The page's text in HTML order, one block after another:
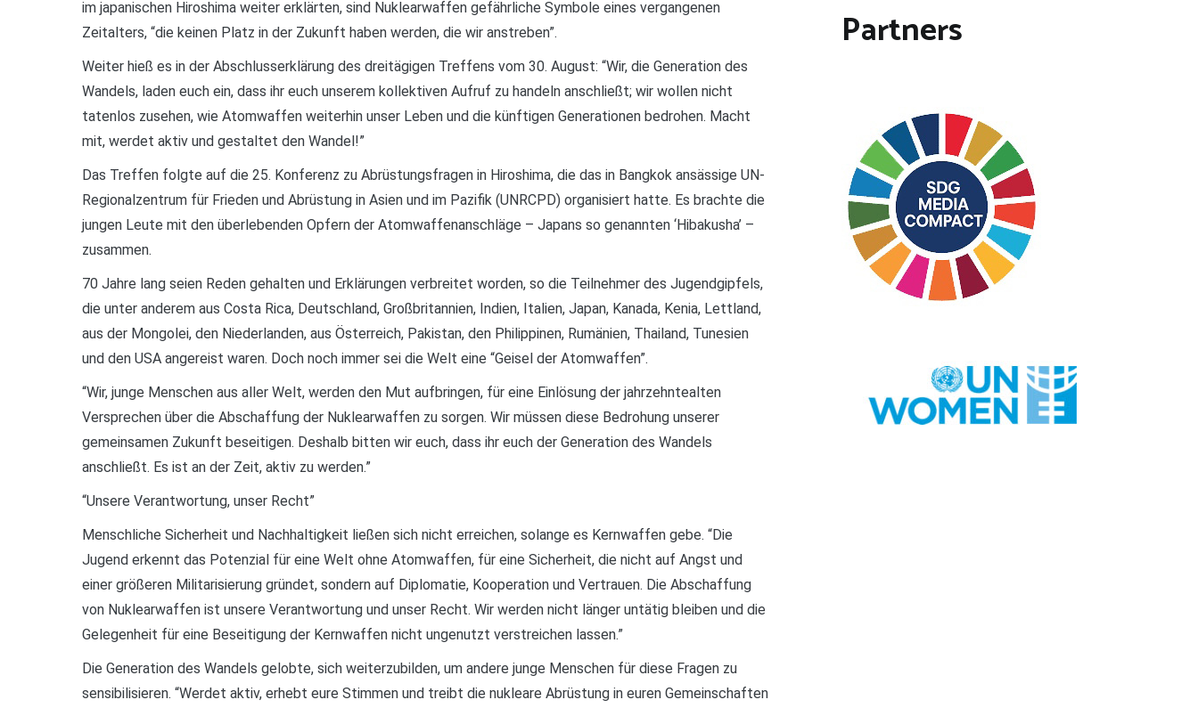
im japanischen Hiroshima weiter erklärten, sind Nuklearwaffen gefährliche Symbole eines vergangenen
Zeitalters, “die keinen Platz in der Zukunft haben werden, die wir anstreben”.
Weiter hieß es in der Abschlusserklärung des dreitägigen Treffens vom 30. August: “Wir, die Generation des
Wandels, laden euch ein, dass ihr euch unserem kollektiven Aufruf zu handeln anschließt; wir wollen nicht
tatenlos zusehen, wie Atomwaffen weiterhin unser Leben und die künftigen Generationen bedrohen. Macht
mit, werdet aktiv und gestaltet den Wandel!”
Das Treffen folgte auf die 25. Konferenz zu Abrüstungsfragen in Hiroshima, die das in Bangkok ansässige UN-
Regionalzentrum für Frieden und Abrüstung in Asien und im Pazifik (UNRCPD) organisiert hatte. Es brachte die
jungen Leute mit den überlebenden Opfern der Atomwaffenanschläge – Japans so genannten ‘Hibakusha’ –
zusammen.
70 Jahre lang seien Reden gehalten und Erklärungen verbreitet worden, so die Teilnehmer des Jugendgipfels,
die unter anderem aus Costa Rica, Deutschland, Großbritannien, Indien, Italien, Japan, Kanada, Kenia, Lettland,
aus der Mongolei, den Niederlanden, aus Österreich, Pakistan, den Philippinen, Rumänien, Thailand, Tunesien
und den USA angereist waren. Doch noch immer sei die Welt eine “Geisel der Atomwaffen”.
“Wir, junge Menschen aus aller Welt, werden den Mut aufbringen, für eine Einlösung der jahrzehntealten
Versprechen über die Abschaffung der Nuklearwaffen zu sorgen. Wir müssen diese Bedrohung unserer
gemeinsamen Zukunft beseitigen. Deshalb bitten wir euch, dass ihr euch der Generation des Wandels
anschließt. Es ist an der Zeit, aktiv zu werden.”
“Unsere Verantwortung, unser Recht”
Menschliche Sicherheit und Nachhaltigkeit ließen sich nicht erreichen, solange es Kernwaffen gebe. “Die
Jugend erkennt das Potenzial für eine Welt ohne Atomwaffen, für eine Sicherheit, die nicht auf Angst und
einer größeren Militarisierung gründet, sondern auf Diplomatie, Kooperation und Vertrauen. Die Abschaffung
von Nuklearwaffen ist unsere Verantwortung und unser Recht. Wir werden nicht länger untätig bleiben und die
Gelegenheit für eine Beseitigung der Kernwaffen nicht ungenutzt verstreichen lassen.”
Die Generation des Wandels gelobte, sich weiterzubilden, um andere junge Menschen für diese Fragen zu
sensibilisieren. “Werdet aktiv, erhebt eure Stimmen und treibt die nukleare Abrüstung in euren Gemeinschaften
Partners